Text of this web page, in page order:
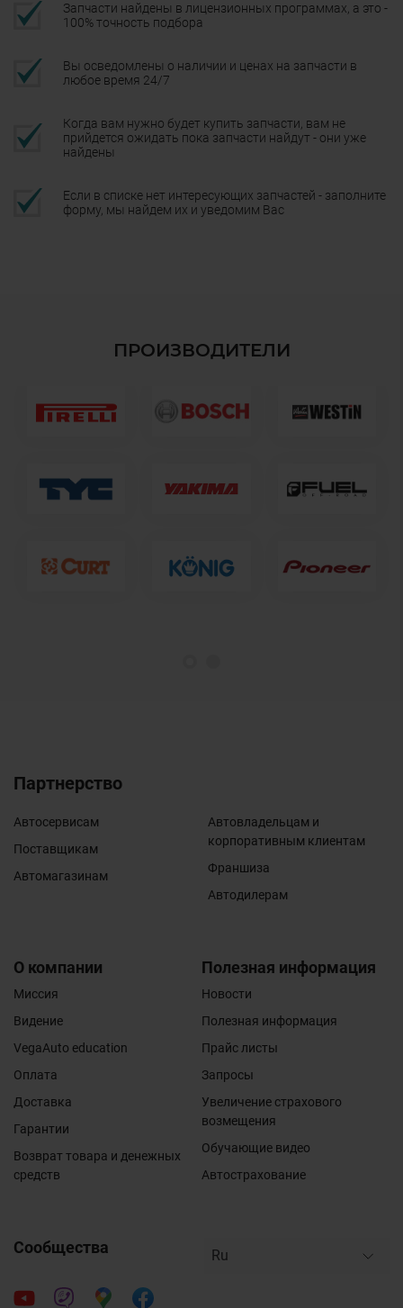
Запчасти найдены в лицензионных программах, а это -
100% точность подбора
Вы осведомлены о наличии и ценах на запчасти в
любое время 24/7
Когда вам нужно будет купить запчасти, вам не
прийдется ожидать пока запчасти найдут - они уже
найдены
Если в списке нет интересующих запчастей - заполните
форму, мы найдем их и уведомим Вас
ПРОИЗВОДИТЕЛИ
Партнерство
Автосервисам
Поставщикам
Автомагазинам
Автовладельцам и
корпоративным клиентам
Франшиза
Автодилерам
О компании
Миссия
Видение
VegaAuto education
Оплата
Доставка
Гарантии
Возврат товара и денежных
средств
Полезная информация
Новости
Полезная информация
Прайс листы
Запросы
Увеличение страхового
возмещения
Обучающие видео
Автострахование
Сообщества